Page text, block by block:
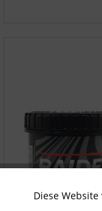
Technisch notwendig
Diese